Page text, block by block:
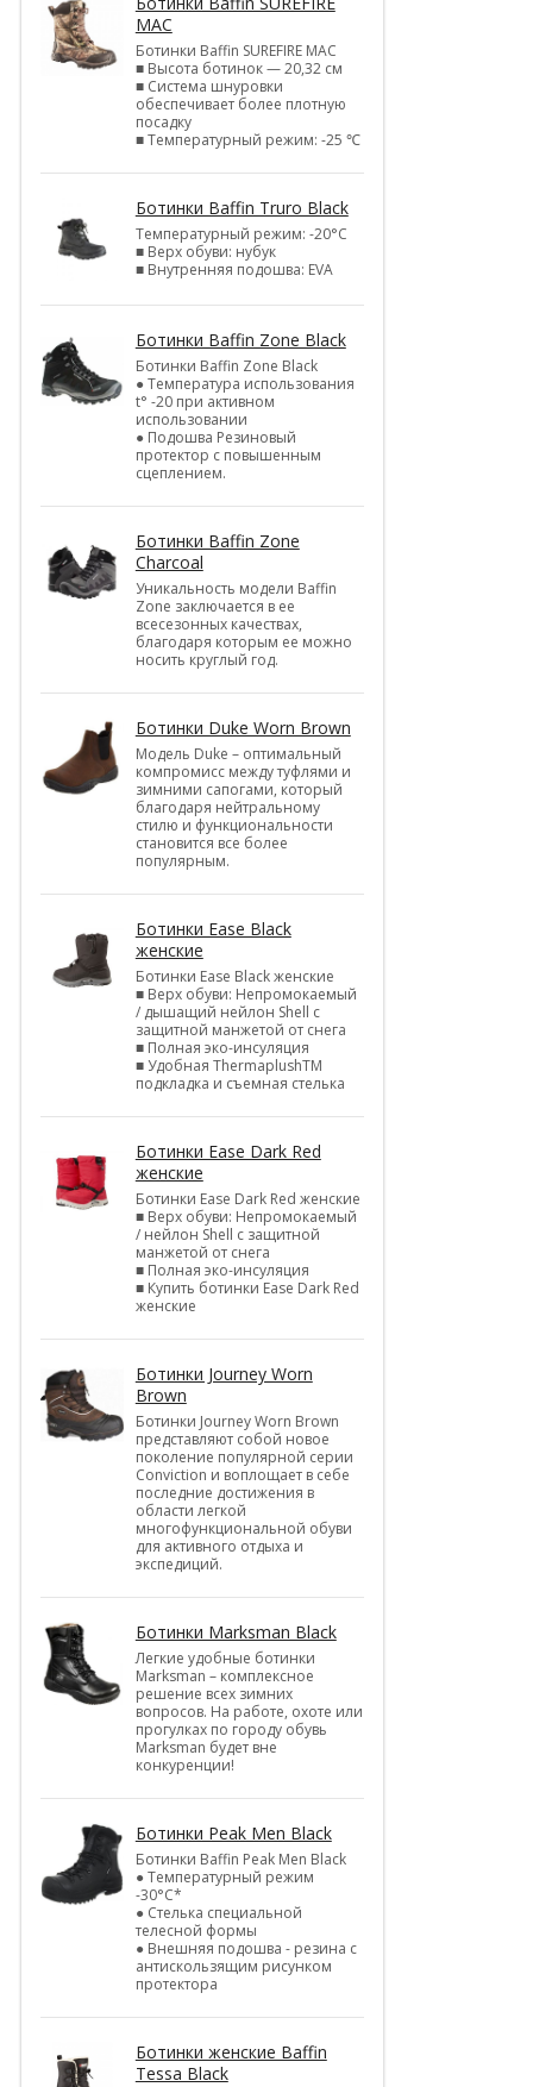
MAC
Ботинки Baffin SUREFIRE MAC
■ Высота ботинок — 20,32 см
■ Система шнуровки
обеспечивает более плотную
посадку
■ Температурный режим: -25 ℃
Ботинки Baffin Truro Black
Температурный режим: -20°С
■ Верх обуви: нубук
■ Внутренняя подошва: EVA
Ботинки Baffin Zone Black
Ботинки Baffin Zone Black
● Температура использования
t° -20 при активном
использовании
● Подошва Резиновый
протектор с повышенным
сцеплением.
Ботинки Baffin Zone
Charcoal
Уникальность модели Baffin
Zone заключается в ее
всесезонных качествах,
благодаря которым ее можно
носить круглый год.
Ботинки Duke Worn Brown
Модель Duke – оптимальный
компромисс между туфлями и
зимними сапогами, который
благодаря нейтральному
стилю и функциональности
становится все более
популярным.
Ботинки Ease Black
женские
Ботинки Ease Black женские
■ Верх обуви: Непромокаемый
/ дышащий нейлон Shell c
защитной манжетой от снега
■ Полная эко-инсуляция
■ Удобная ThermaplushTM
подкладка и съемная стелька
Ботинки Ease Dark Red
женские
Ботинки Ease Dark Red женские
■ Верх обуви: Непромокаемый
/ нейлон Shell c защитной
манжетой от снега
■ Полная эко-инсуляция
■ Купить ботинки Ease Dark Red
женские
Ботинки Journey Worn
Brown
Ботинки Journey Worn Brown
представляют собой новое
поколение популярной серии
Conviction и воплощает в себе
последние достижения в
области легкой
многофункциональной обуви
для активного отдыха и
экспедиций.
Ботинки Marksman Black
Легкие удобные ботинки
Marksman – комплексное
решение всех зимних
вопросов. На работе, охоте или
прогулках по городу обувь
Marksman будет вне
конкуренции!
Ботинки Peak Men Black
Ботинки Baffin Peak Men Black
● Температурный режим
-30°С*
● Стелька специальной
телесной формы
● Внешняя подошва - резина с
антискользящим рисунком
протектора
Ботинки женские Baffin
Tessa Black